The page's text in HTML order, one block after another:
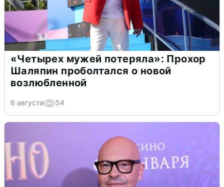
«Четырех мужей потеряла»: Прохор
Шаляпин проболтался о новой
возлюбленной
6 августа 54